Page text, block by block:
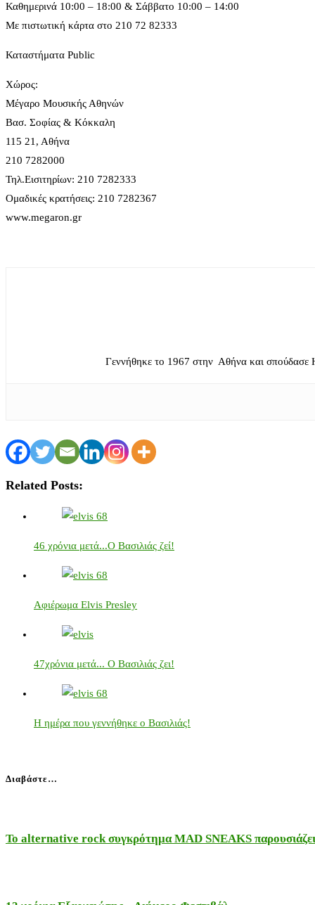
Καθημερινά 10:00 – 18:00 & Σάββατο 10:00 – 14:00
Με πιστωτική κάρτα στο 210 72 82333
Καταστήματα Public
Χώρος:
Μέγαρο Μουσικής Αθηνών
Βασ. Σοφίας & Κόκκαλη
115 21, Αθήνα
210 7282000
Τηλ.Εισιτηρίων: 210 7282333
Ομαδικές κρατήσεις: 210 7282367
www.megaron.gr
Γεννήθηκε το 1967 στην Αθήνα και σπούδασε
Related Posts:
46 χρόνια μετά...Ο Βασιλιάς ζεί!
Αφιέρωμα Elvis Presley
47χρόνια μετά... Ο Βασιλιάς ζει!
Η ημέρα που γεννήθηκε ο Βασιλιάς!
Διαβάστε…
Το alternative rock συγκρότημα MAD SNEAKS